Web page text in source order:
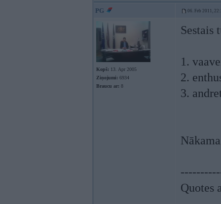
PG 06. Feb 2011,
Kopš: 13. Apr 2005
Ziņojumi: 6934
Braucu ar: 8
Sestais
1.
2.
3.
Quotes